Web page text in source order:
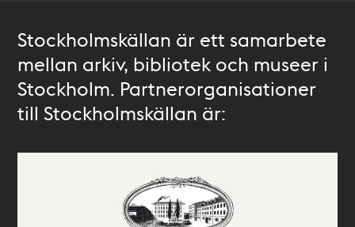
Stockholmskällan är ett samarbete
mellan arkiv, bibliotek och museer i
Stockholm. Partnerorganisationer
till Stockholmskällan är: